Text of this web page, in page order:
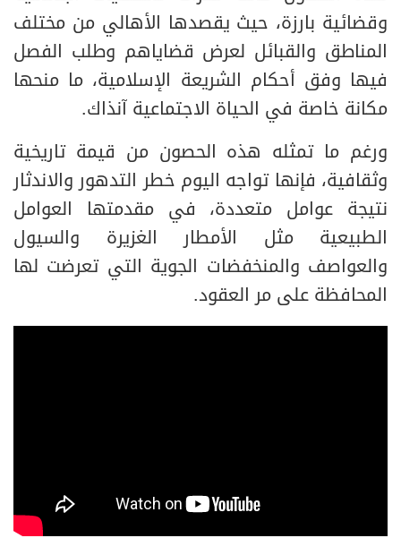
وقضائية بارزة، حيث يقصدها الأهالي من مختلف
المناطق والقبائل لعرض قضاياهم وطلب الفصل
فيها وفق أحكام الشريعة الإسلامية، ما منحها
مكانة خاصة في الحياة الاجتماعية آنذاك.
ورغم ما تمثله هذه الحصون من قيمة تاريخية
وثقافية، فإنها تواجه اليوم خطر التدهور والاندثار
نتيجة عوامل متعددة، في مقدمتها العوامل
الطبيعية مثل الأمطار الغزيرة والسيول
والعواصف والمنخفضات الجوية التي تعرضت لها
المحافظة على مر العقود.